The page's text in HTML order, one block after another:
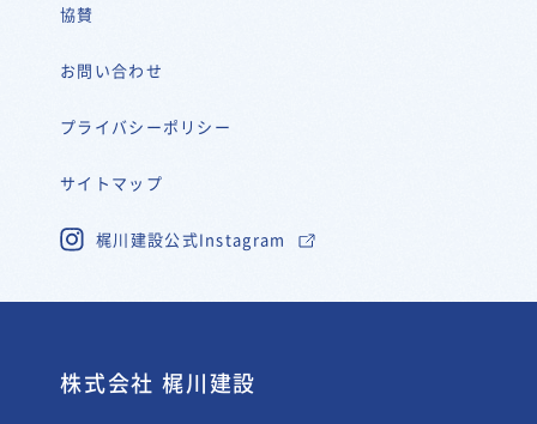
協賛
お問い合わせ
プライバシーポリシー
サイトマップ
梶川建設公式Instagram
株式会社 梶川建設